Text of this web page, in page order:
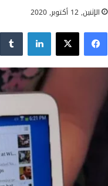
الإثنين, 12 أكتوبر, 2020
فيسبوك‫X لينكدإن